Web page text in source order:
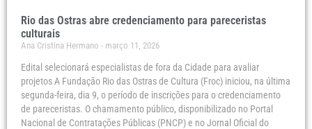
Rio das Ostras abre credenciamento para pareceristas
culturais
Ana Cristina Hermano março 11, 2026
Edital selecionará especialistas de fora da Cidade para avaliar
projetos A Fundação Rio das Ostras de Cultura (Froc) iniciou, na última
segunda-feira, dia 9, o período de inscrições para o credenciamento
de pareceristas. O chamamento público, disponibilizado no Portal
Nacional de Contratações Públicas (PNCP) e no Jornal Oficial do